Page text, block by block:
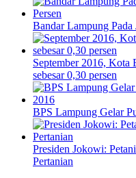
Bandar Lampung Pada
September 2016, Kota
sebesar 0,30 persen
BPS Lampung Gelar
Presiden Jokowi:
Pertanian